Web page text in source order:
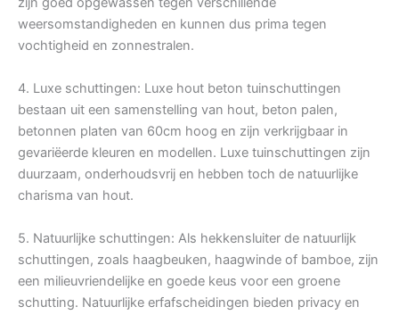
weersomstandigheden en kunnen dus prima tegen
vochtigheid en zonnestralen.
4. Luxe schuttingen: Luxe hout beton tuinschuttingen
bestaan uit een samenstelling van hout, beton palen,
betonnen platen van 60cm hoog en zijn verkrijgbaar in
gevariëerde kleuren en modellen. Luxe tuinschuttingen zijn
duurzaam, onderhoudsvrij en hebben toch de natuurlijke
charisma van hout.
5. Natuurlijke schuttingen: Als hekkensluiter de natuurlijk
schuttingen, zoals haagbeuken, haagwinde of bamboe, zijn
een milieuvriendelijke en goede keus voor een groene
schutting. Natuurlijke erfafscheidingen bieden privacy en